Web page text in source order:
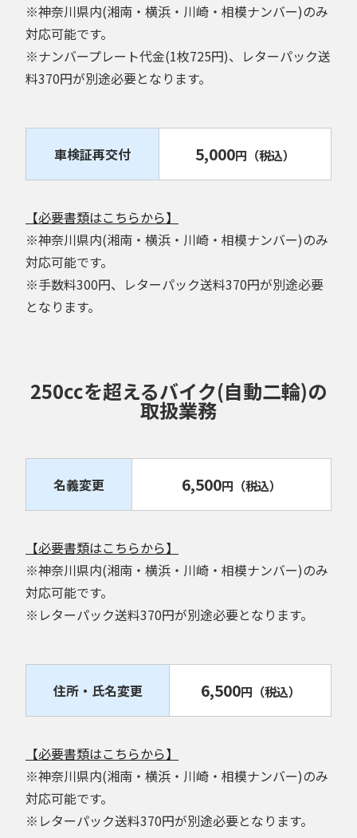
※神奈川県内(湘南・横浜・川崎・相模ナンバー)のみ
対応可能です。
※ナンバープレート代金(1枚725円)、レターパック送
料370円が別途必要となります。
車検証再交付 5,000円 （税込）
【必要書類はこちらから】
※神奈川県内(湘南・横浜・川崎・相模ナンバー)のみ
対応可能です。
※手数料300円、レターパック送料370円が別途必要
となります。
250ccを超えるバイク(自動二輪)の
取扱業務
名義変更 6,500円 （税込）
【必要書類はこちらから】
※神奈川県内(湘南・横浜・川崎・相模ナンバー)のみ
対応可能です。
※レターパック送料370円が別途必要となります。
住所・氏名変更 6,500円 （税込）
【必要書類はこちらから】
※神奈川県内(湘南・横浜・川崎・相模ナンバー)のみ
対応可能です。
※レターパック送料370円が別途必要となります。